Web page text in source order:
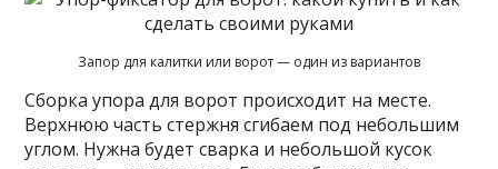
Запор для калитки или ворот — один из вариантов
Сборка упора для ворот происходит на месте.
Верхнюю часть стержня сгибаем под небольшим
углом. Нужна будет сварка и небольшой кусок